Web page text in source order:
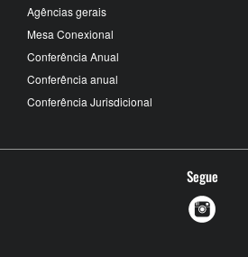
Agências gerais
Mesa Conexional
Conferência Anual
Conferência anual
Conferência Jurisdicional
Segue